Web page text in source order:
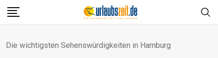
Die wichtigsten Sehenswürdigkeiten in Hamburg